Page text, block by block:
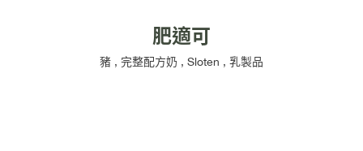
肥適可
豬 , 完整配方奶 , Sloten , 乳製品